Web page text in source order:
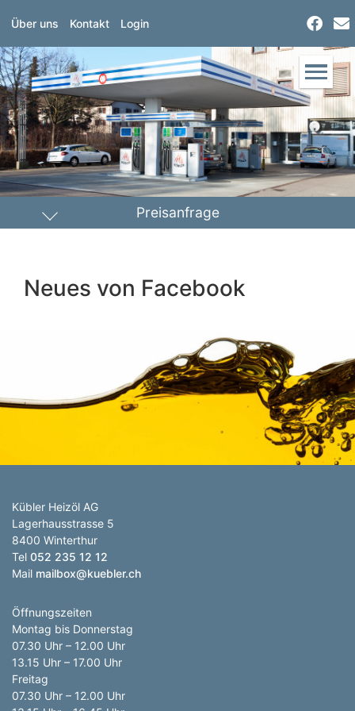
Über uns Kontakt Login
Preisanfrage
PLZ Lieferort
Neues von Facebook
Kübler Heizöl AG
Lagerhausstrasse 5
8400 Winterthur
Tel 052 235 12 12
Mail mailbox@kuebler.ch
Öffnungszeiten
Montag bis Donnerstag
07.30 Uhr – 12.00 Uhr
13.15 Uhr – 17.00 Uhr
Freitag
07.30 Uhr – 12.00 Uhr